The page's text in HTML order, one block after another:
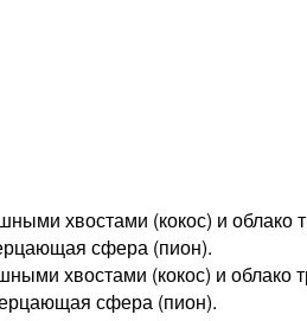
хвостами (кокос) и облако
сфера (пион).
хвостами (кокос) и облако
сфера (пион).